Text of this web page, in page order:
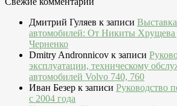
Дмитрий Гуляев к записи
автомобилей: От Никиты Хрущева
Черненко
Dmitry Andronnicov к записи
эксплуатации, техническому
автомобилей Volvo 740, 760
Иван Безер к записи Руководство
c 2004 года